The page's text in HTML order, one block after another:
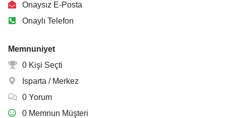
Onaysız E-Posta
Onaylı Telefon
Memnuniyet
0 Kişi Seçti
Isparta / Merkez
0 Yorum
0 Memnun Müşteri